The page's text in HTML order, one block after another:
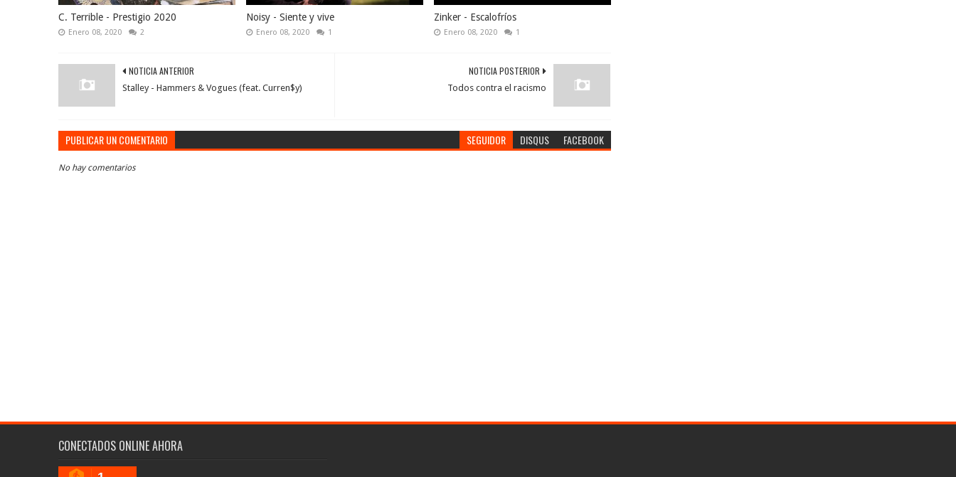
C. Terrible - Prestigio 2020
Enero 08, 2020 2
Noisy - Siente y vive
Enero 08, 2020 1
Zinker - Escalofríos
Enero 08, 2020 1
NOTICIA POSTERIOR
Todos contra el racismo
NOTICIA ANTERIOR
Stalley - Hammers & Vogues (feat. Curren$y)
PUBLICAR UN COMENTARIO SEGUIDOR DISQUS FACEBOOK
No hay comentarios
CONECTADOS ONLINE AHORA